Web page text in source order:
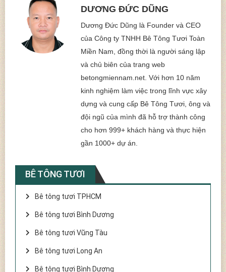
DƯƠNG ĐỨC DŨNG
Dương Đức Dũng là Founder và CEO
của Công ty TNHH Bê Tông Tươi Toàn
Miền Nam, đồng thời là người sáng lập
và chủ biên của trang web
betongmiennam.net. Với hơn 10 năm
kinh nghiệm làm việc trong lĩnh vực xây
dựng và cung cấp Bê Tông Tươi, ông và
đội ngũ của mình đã hỗ trợ thành công
cho hơn 999+ khách hàng và thực hiện
gần 1000+ dự án.
BÊ TÔNG TƯƠI
Bê tông tươi TPHCM
Bê tông tươi Bình Dương
Bê tông tươi Vũng Tàu
Bê tông tươi Long An
Bê tông tươi Bình Dương